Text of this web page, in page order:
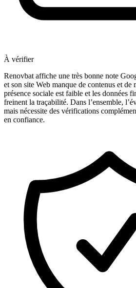
À vérifier
Renovbat affiche une très bonne note
et son site Web manque de contenus et de
présence sociale est faible et les données
freinent la traçabilité. Dans l’ensemble,
mais nécessite des vérifications
en confiance.